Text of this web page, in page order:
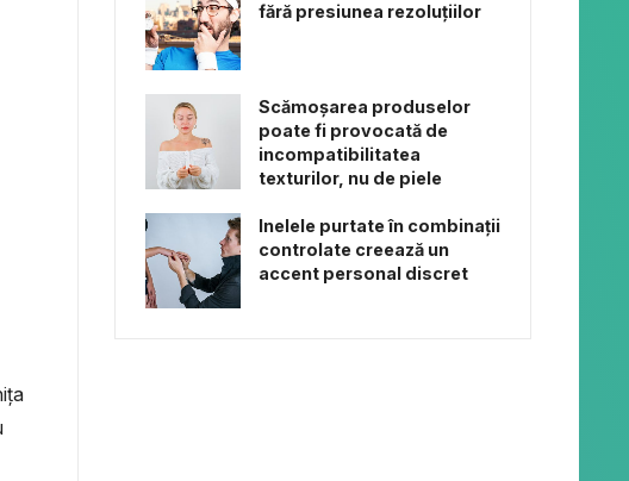
fără presiunea rezoluțiilor
Scămoșarea produselor
poate fi provocată de
incompatibilitatea
texturilor, nu de piele
Inelele purtate în combinații
controlate creează un
accent personal discret